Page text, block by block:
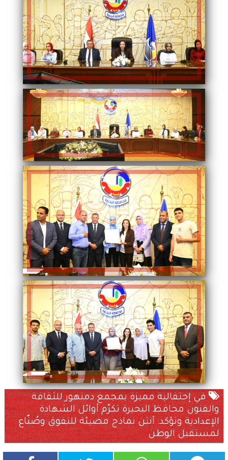
في إحتفالية مميزة بمجمع دمنهور للثقافة
والفنون محافظ البحيرة تكرّم أوائل الشهادة
الإعدادية وتؤكد: أنتن نماذج مضيئة للتفوق وصُنّاع
لمستقبل الوطن